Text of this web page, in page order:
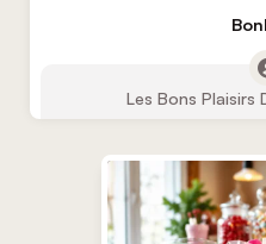
Les Bons Plaisirs